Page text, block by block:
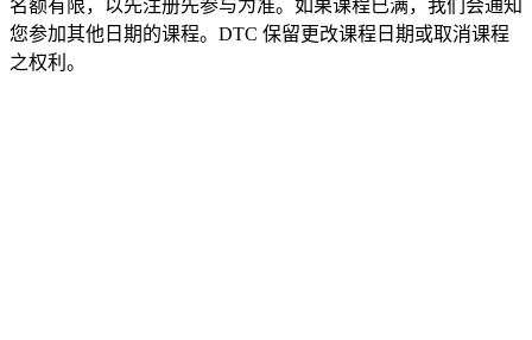
名额有限，以先注册先参与为准。如果课程已满，我们会通知
您参加其他日期的课程。DTC 保留更改课程日期或取消课程
之权利。